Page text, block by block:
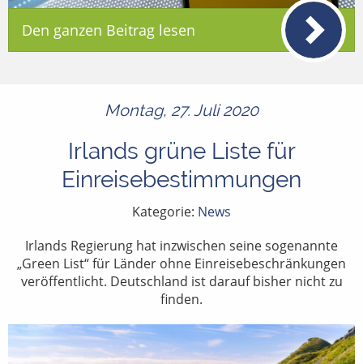
Den ganzen Beitrag lesen
Montag, 27. Juli 2020
Irlands grüne Liste für
Einreisebestimmungen
Kategorie: News
Irlands Regierung hat inzwischen seine sogenannte
„Green List“ für Länder ohne Einreisebeschränkungen
veröffentlicht. Deutschland ist darauf bisher nicht zu
finden.